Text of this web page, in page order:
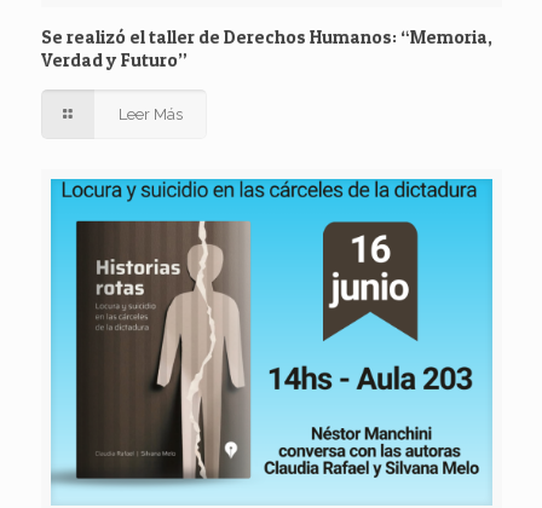
Se realizó el taller de Derechos Humanos: “Memoria,
Verdad y Futuro”
Leer Más